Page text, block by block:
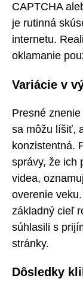
CAPTCHA
je rutinná
internetu.
oklamanie
Variácie v
Presné
sa môžu líšiť,
konzistentná.
správy, že ich
videa,
overenie
základný cieľ
súhlasili s
stránky.
Dôsledky